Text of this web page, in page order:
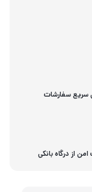
سریع سفارشات
از درگاه بانکی